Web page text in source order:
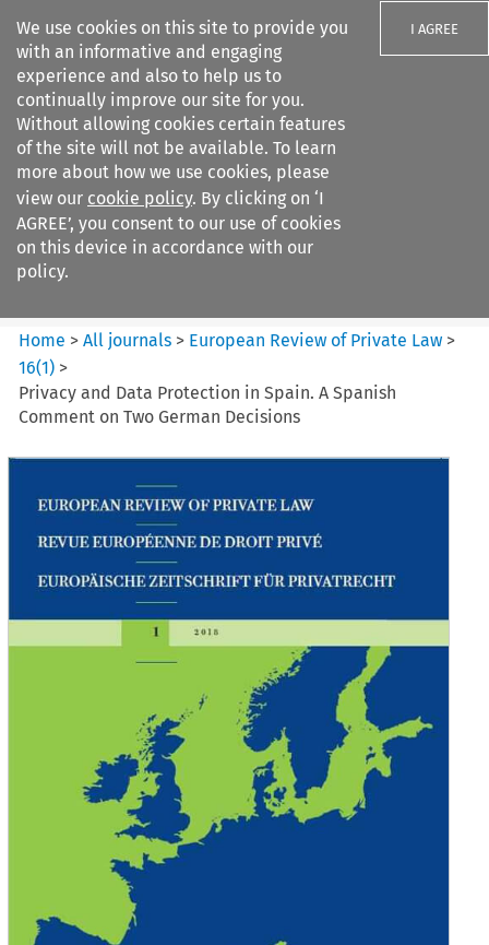
We use cookies on this site to provide you
with an informative and engaging
experience and also to help us to
continually improve our site for you.
Without allowing cookies certain features
of the site will not be available. To learn
more about how we use cookies, please
view our cookie policy. By clicking on ‘I
AGREE’, you consent to our use of cookies
on this device in accordance with our
policy.
I AGREE
Search filters
European Review of Private
Law
Home >All journals > European Review of Private Law >
16(1) >
Privacy and Data Protection in Spain. A Spanish
Comment on Two German Decisions